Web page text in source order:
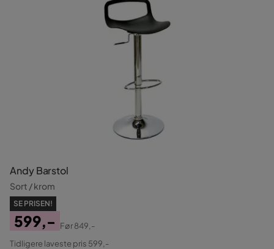
Andy Barstol
Sort / krom
SE PRISEN!
Pris
599,-
Original
Før849,-
Tidligere laveste pris 599,-